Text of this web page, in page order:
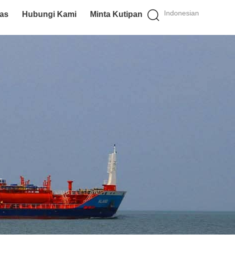
Indonesian
Hubungi Kami Minta Kutipan